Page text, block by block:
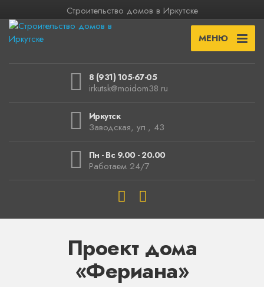
Строительство домов в Иркутске
МЕНЮ
8 (931) 105-67-05
irkutsk@moidom38.ru
Иркутск
Заводская, ул., 43
Пн - Вс 9.00 - 20.00
Работаем 24/7
Проект дома
«Фериана»